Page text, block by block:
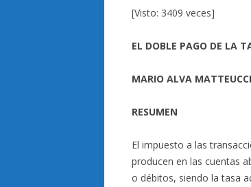
[Visto: 3409 veces]
EL DOBLE PAGO DE LA
MARIO ALVA MATTEUCCI
RESUMEN
El impuesto a las
producen en las cuentas
o débitos, siendo la tasa